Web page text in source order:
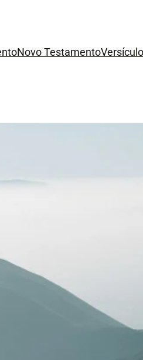
Novo Testamento